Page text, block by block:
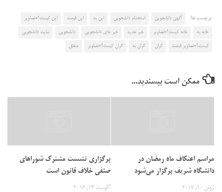
برچسب ها: آگهی دانشجویی استخدام دانشجویی این به این قیمت این کیست؟+تصاویر
خانه به خانه کیست؟+تصاویر خبر جدید خبر های دانشجویی دانشجویی سایت دانشجویی
کیست؟+تصاویر قیمت گران گران به گران کیست؟+تصاویر متعلق
ممکن است بپسندید...
مراسم اعتکاف ‌ماه‌ ‌رمضان در
دانشگاه شریف برگزار می‌شود
ژوئن 10, 2017
برگزاری نشست مشترک شوراهای
صنفی خلاف قانون است
آگوست 14, 2016